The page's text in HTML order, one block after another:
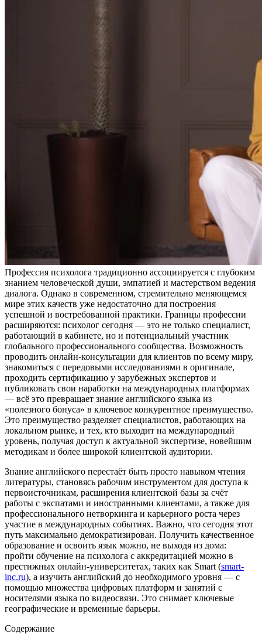
Профессия психолога традиционно ассоциируется с глубоким
знанием человеческой души, эмпатией и мастерством ведения
диалога. Однако в современном, стремительно меняющемся
мире этих качеств уже недостаточно для построения
успешной и востребованной практики. Границы профессии
расширяются: психолог сегодня — это не только специалист,
работающий в кабинете, но и потенциальный участник
глобального профессионального сообщества. Возможность
проводить онлайн-консультации для клиентов по всему миру,
знакомиться с передовыми исследованиями в оригинале,
проходить сертификацию у зарубежных экспертов и
публиковать свои наработки на международных платформах
— всё это превращает знание английского языка из
«полезного бонуса» в ключевое конкурентное преимущество.
Это преимущество разделяет специалистов, работающих на
локальном рынке, и тех, кто выходит на международный
уровень, получая доступ к актуальной экспертизе, новейшим
методикам и более широкой клиентской аудитории.
Знание английского перестаёт быть просто навыком чтения
литературы, становясь рабочим инструментом для доступа к
первоисточникам, расширения клиентской базы за счёт
работы с экспатами и иностранными клиентами, а также для
профессионального нетворкинга и карьерного роста через
участие в международных событиях. Важно, что сегодня этот
путь максимально демократизирован. Получить качественное
образование и освоить язык можно, не выходя из дома:
пройти обучение на психолога с аккредитацией можно в
престижных онлайн-университетах, таких как Smart (smart-
inc.ru), а изучить английский до необходимого уровня — с
помощью множества цифровых платформ и занятий с
носителями языка по видеосвязи. Это снимает ключевые
географические и временные барьеры.
Содержание